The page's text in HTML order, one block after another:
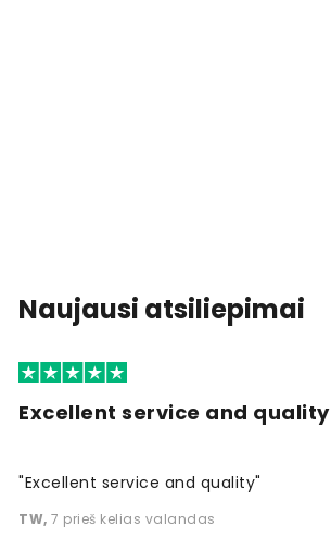
Naujausi atsiliepimai
Excellent service and quality
"Excellent service and quality"
TW, 7 prieš kelias valandas